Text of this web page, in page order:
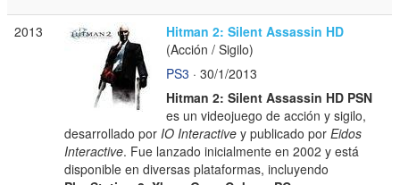
2013
Hitman 2: Silent Assassin HD
(Acción / Sigilo)
PS3 · 30/1/2013
Hitman 2: Silent Assassin HD PSN
es un videojuego de acción y sigilo,
desarrollado porIO Interactive y publicado porEidos
Interactive. Fue lanzado inicialmente en 2002 y está
disponible en diversas plataformas, incluyendo